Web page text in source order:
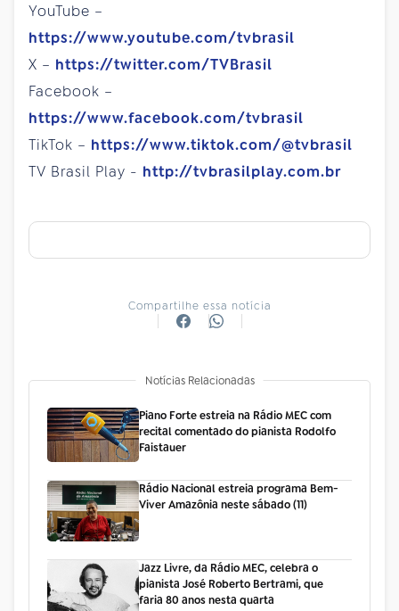
YouTube –
https://www.youtube.com/tvbrasil
X – https://twitter.com/TVBrasil
Facebook –
https://www.facebook.com/tvbrasil
TikTok – https://www.tiktok.com/@tvbrasil
TV Brasil Play - http://tvbrasilplay.com.br
Compartilhe essa notícia
Notícias Relacionadas
Piano Forte estreia na Rádio MEC com
recital comentado do pianista Rodolfo
Faistauer
Rádio Nacional estreia programa Bem-
Viver Amazônia neste sábado (11)
Jazz Livre, da Rádio MEC, celebra o
pianista José Roberto Bertrami, que
faria 80 anos nesta quarta